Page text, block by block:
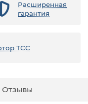
Расширенная
гарантия
ТСС
Отзывы